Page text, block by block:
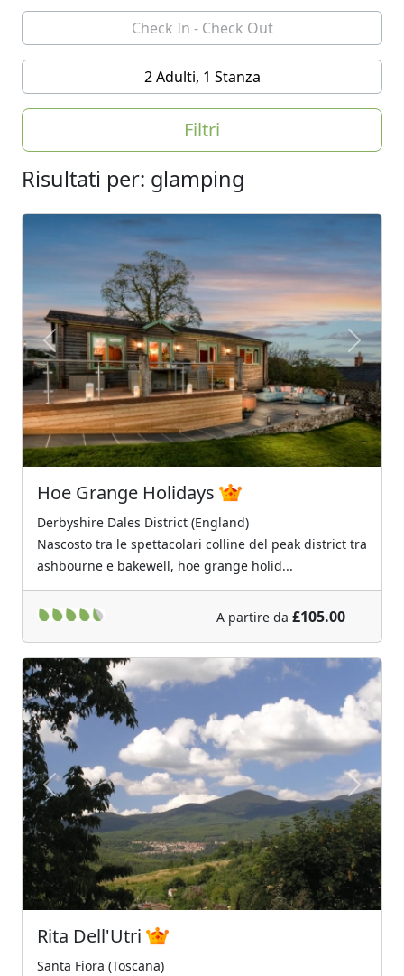
2 Adulti, 1 Stanza
Filtri
Risultati per: glamping
Previous Next
Hoe Grange Holidays
Derbyshire Dales District (England)
Nascosto tra le spettacolari colline del peak district tra
ashbourne e bakewell, hoe grange holid...
A partire da £105.00
Previous Next
Rita Dell'Utri
Santa Fiora (Toscana)